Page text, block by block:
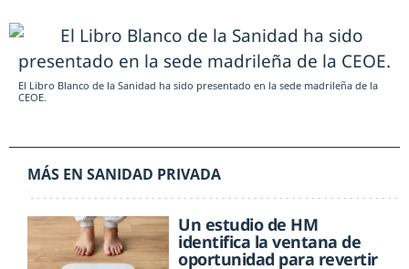
El Libro Blanco de la Sanidad ha sido presentado en la sede madrileña de la
CEOE.
MÁS EN SANIDAD PRIVADA
Un estudio de HM
identifica la ventana de
oportunidad para revertir